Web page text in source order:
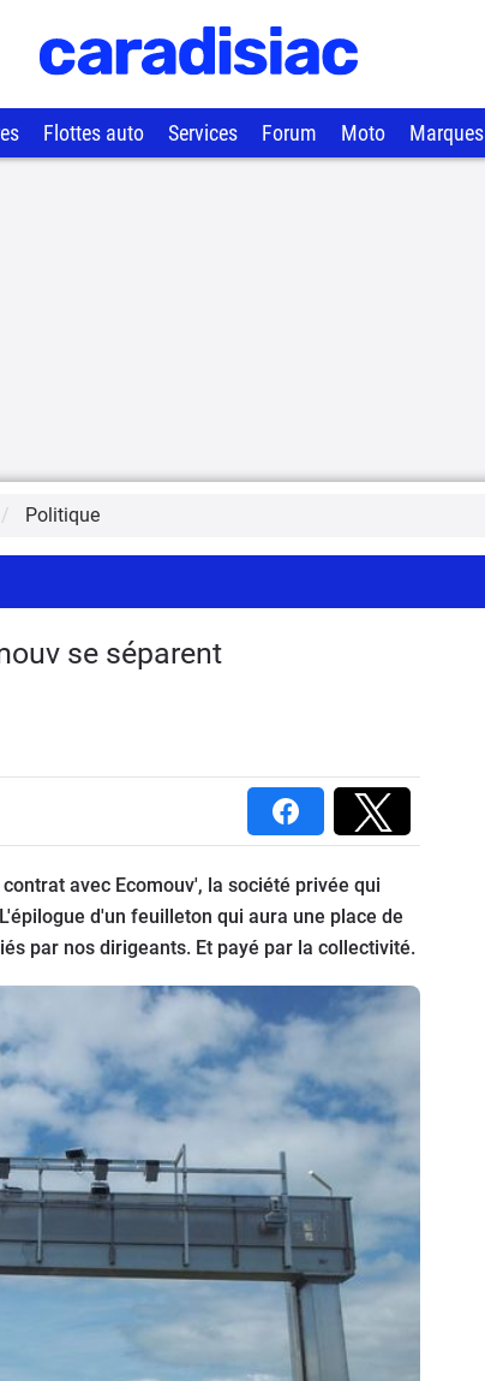
Flottes auto Services Forum Moto Marques
Politique
se séparent
avec Ecomouv', la société privée qui
d'un feuilleton qui aura une place de
par nos dirigeants. Et payé par la collectivité.